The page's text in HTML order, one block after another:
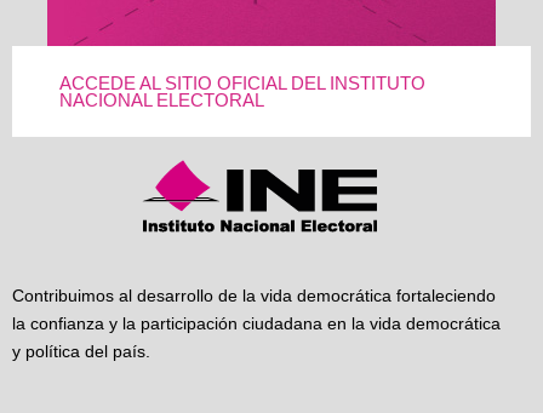
ACCEDE AL SITIO OFICIAL DEL INSTITUTO
NACIONAL ELECTORAL
Contribuimos al desarrollo de la vida democrática fortaleciendo
la confianza y la participación ciudadana en la vida democrática
y política del país.